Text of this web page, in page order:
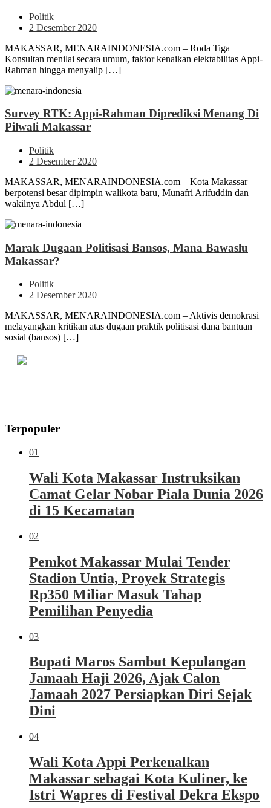
Politik
2 Desember 2020
MAKASSAR, MENARAINDONESIA.com – Roda Tiga
Konsultan menilai secara umum, faktor kenaikan elektabilitas Appi-
Rahman hingga menyalip […]
Survey RTK: Appi-Rahman Diprediksi Menang Di
Pilwali Makassar
Politik
2 Desember 2020
MAKASSAR, MENARAINDONESIA.com – Kota Makassar
berpotensi besar dipimpin walikota baru, Munafri Arifuddin dan
wakilnya Abdul […]
Marak Dugaan Politisasi Bansos, Mana Bawaslu
Makassar?
Politik
2 Desember 2020
MAKASSAR, MENARAINDONESIA.com – Aktivis demokrasi
melayangkan kritikan atas dugaan praktik politisasi dana bantuan
sosial (bansos) […]
Terpopuler
01
Wali Kota Makassar Instruksikan
Camat Gelar Nobar Piala Dunia 2026
di 15 Kecamatan
02
Pemkot Makassar Mulai Tender
Stadion Untia, Proyek Strategis
Rp350 Miliar Masuk Tahap
Pemilihan Penyedia
03
Bupati Maros Sambut Kepulangan
Jamaah Haji 2026, Ajak Calon
Jamaah 2027 Persiapkan Diri Sejak
Dini
04
Wali Kota Appi Perkenalkan
Makassar sebagai Kota Kuliner, ke
Istri Wapres di Festival Dekra Ekspo